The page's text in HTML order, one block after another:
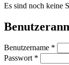
Es sind noch keine
Benutzername *
Passwort *